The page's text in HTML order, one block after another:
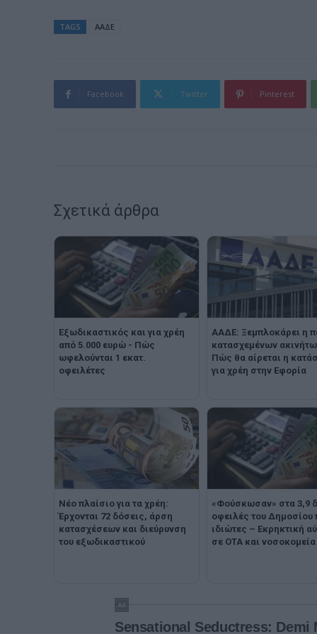
TAGS ΑΑΔΕ
Facebook Twitter Pinterest
Σχετικά άρθρα
Εξωδικαστικός και για χρέη
από 5.000 ευρώ - Πώς
ωφελούνται 1 εκατ.
οφειλέτες
ΑΑΔΕ: Ξεμπλοκάρει η
κατασχεμένων
Πώς θα αίρεται η
για χρέη στην Εφορία
Νέο πλαίσιο για τα χρέη:
Έρχονται 72 δόσεις, άρση
κατασχέσεων και διεύρυνση
του εξωδικαστικού
«Φούσκωσαν» στα 3,9
οφειλές του Δημοσίου
ιδιώτες – Εκρηκτική
σε ΟΤΑ και νοσοκομεία